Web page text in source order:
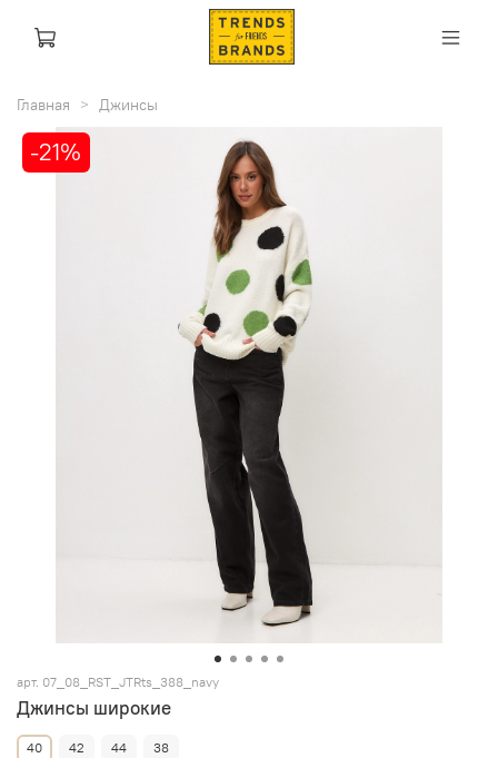
Главная Джинсы
-21%
арт. 07_08_RST_JTRts_388_navy
Джинсы широкие
40 42 44 38